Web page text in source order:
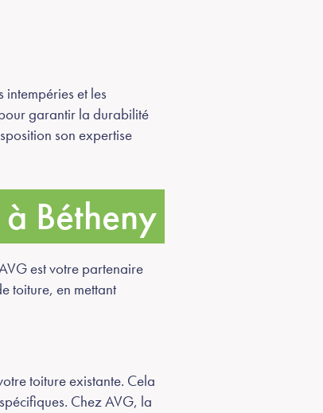
intempéries et les
garantir la durabilité
son expertise
Bétheny
est votre partenaire
toiture, en mettant
toiture existante. Cela
Chez AVG, la